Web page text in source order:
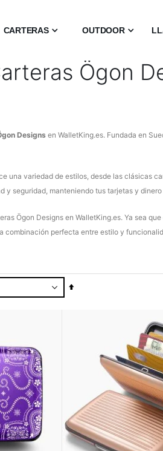
CARTERAS OUTDOOR
Ögon
Designs en WalletKing.es. Fundada en
una variedad de estilos, desde las clásicas
y seguridad, manteniendo tus tarjetas y
Ögon Designs en WalletKing.es. Ya sea
combinación perfecta entre estilo y
Fijar